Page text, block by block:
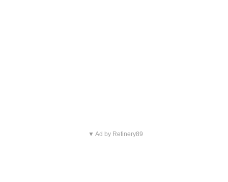
▼ Ad by Refinery89